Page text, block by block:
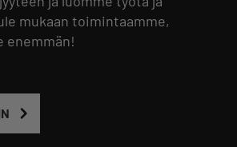
mukaan toimintaamme,
enemmän!